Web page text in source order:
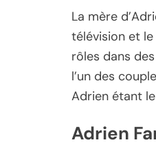
La mère
télévision et
rôles dans
l’un des
Adrien étant
Adrien